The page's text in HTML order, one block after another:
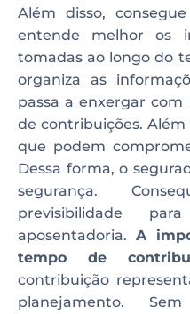
Além disso,
entende melhor os
tomadas ao longo do
organiza as
passa a enxergar
de contribuições.
que podem
Dessa forma, o
segurança.
previsibilidade
aposentadoria. A
tempo de
contribuição
planejamento.